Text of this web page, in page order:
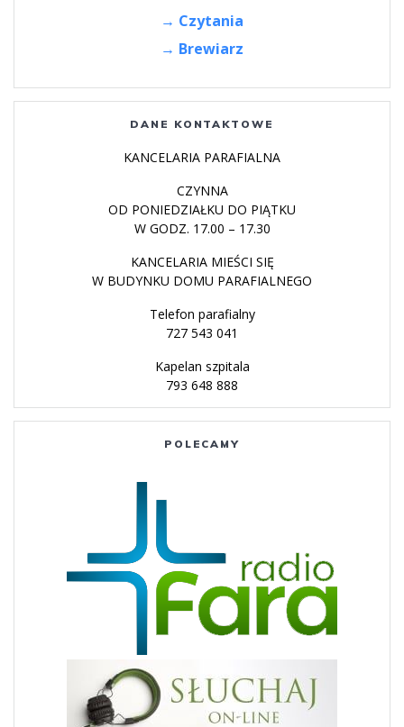
→ Czytania
→ Brewiarz
DANE KONTAKTOWE
KANCELARIA PARAFIALNA
CZYNNA
OD PONIEDZIAŁKU DO PIĄTKU
W GODZ. 17.00 – 17.30
KANCELARIA MIEŚCI SIĘ
W BUDYNKU DOMU PARAFIALNEGO
Telefon parafialny
727 543 041
Kapelan szpitala
793 648 888
POLECAMY